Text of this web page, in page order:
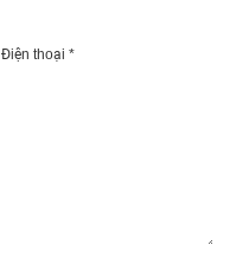
Điện thoại *